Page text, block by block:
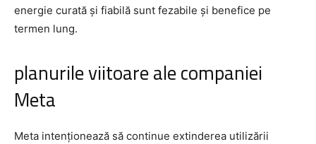
energie curată și fiabilă sunt fezabile și benefice pe
termen lung.
planurile viitoare ale companiei
Meta
Meta intenționează să continue extinderea utilizării